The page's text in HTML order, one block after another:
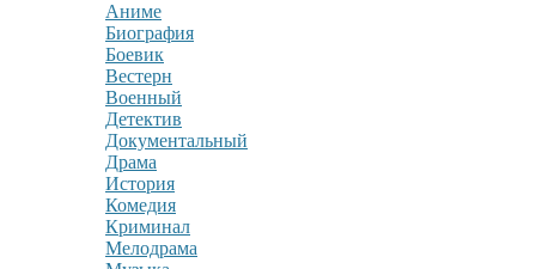
Аниме
Биография
Боевик
Вестерн
Военный
Детектив
Документальный
Драма
История
Комедия
Криминал
Мелодрама